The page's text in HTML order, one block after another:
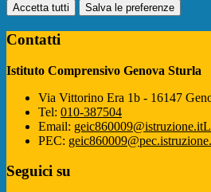
Accetta tutti Salva le preferenze
Contatti
Istituto Comprensivo Genova Sturla
Via Vittorino Era 1b - 16147
Tel: 010-387504
Email: geic860009@istruzione.it
PEC:
Seguici su